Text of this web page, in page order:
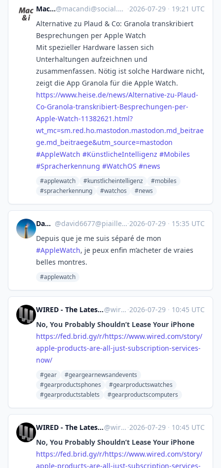
Mac & i@macandi@social.heise.de ·2026-07-29 · 19:21 UTC
Alternative zu Plaud & Co: Granola transkribiert
Besprechungen per Apple Watch
Mit spezieller Hardware lassen sich
Unterhaltungen aufzeichnen und
zusammenfassen. Nötig ist solche Hardware nicht,
zeigt die App Granola für die Apple Watch.
https://www.heise.de/news/Alternative-zu-Plaud-
Co-Granola-transkribiert-Besprechungen-per-
Apple-Watch-11382621.html?
wt_mc=sm.red.ho.mastodon.mastodon.md_beitrae
ge.md_beitraege&utm_source=mastodon
#AppleWatch #KünstlicheIntelligenz #Mobiles
#Spracherkennung #WatchOS #news
#applewatch #kunstlicheintelligenz
#mobiles
#spracherkennung
#watchos #news
David @david6677@piaille.fr ·2026-07-29 · 15:35 UTC
Depuis que je me suis séparé de mon
#AppleWatch, je peux enfin m’acheter de vraies
belles montres.
#applewatch
WIRED - The Latest in Technology, Science, Culture and Business [Unofficial]@wired.com@web.brid.gy ·2026-07-29 · 10:45 UTC
No, You Probably Shouldn’t Lease Your iPhone
https://fed.brid.gy/r/https://www.wired.com/story/
apple-products-are-all-just-subscription-services-
now/
#gear
#geargearnewsandevents
#gearproductsphones
#gearproductswatches
#gearproductstablets
#gearproductscomputers
WIRED - The Latest in Technology, Science, Culture and Business [Unofficial]@wired.com@web.brid.gy ·2026-07-29 · 10:45 UTC
No, You Probably Shouldn’t Lease Your iPhone
https://fed.brid.gy/r/https://www.wired.com/story/
apple-products-are-all-just-subscription-services-